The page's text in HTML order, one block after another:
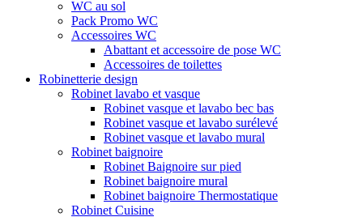
WC au sol
Pack Promo WC
Accessoires WC
Abattant et accessoire de pose WC
Accessoires de toilettes
Robinetterie design
Robinet lavabo et vasque
Robinet vasque et lavabo bec bas
Robinet vasque et lavabo surélevé
Robinet vasque et lavabo mural
Robinet baignoire
Robinet Baignoire sur pied
Robinet baignoire mural
Robinet baignoire Thermostatique
Robinet Cuisine